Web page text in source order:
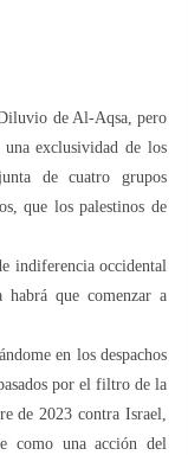
de Al-Aqsa, pero
exclusividad de los
de cuatro grupos
que los palestinos de
indiferencia occidental
habrá que comenzar a
en los despachos
por el filtro de la
de 2023 contra Israel,
como una acción del